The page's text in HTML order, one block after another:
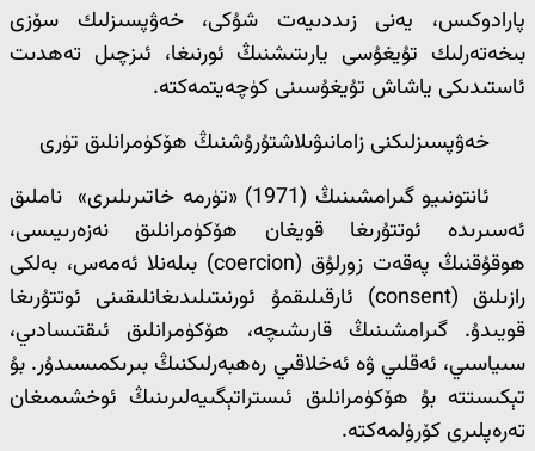
پارادوكىس، يەنى زىددىيەت شۇكى، خەۋپسىزلىك سۆزى
بىخەتەرلىك تۇيغۇسى يارىتىشنىڭ ئورنىغا، ئىزچىل تەھدىت
ئاستىدىكى ياشاش تۇيغۇسىنى كۈچەيتمەكتە.
خەۋپسىزلىكنى زامانىۋىلاشتۇرۇشنىڭ ھۆكۈمرانلىق تۈرى
ئانتونىيو گىرامشىنىڭ (1971) «تۈرمە خاتىرىلىرى» ناملىق
ئەسىرىدە ئوتتۇرىغا قويغان ھۆكۈمرانلىق نەزەرىيىسى،
ھوقۇقنىڭ پەقەت زورلۇق (coercion) بىلەنلا ئەمەس، بەلكى
رازىلىق (consent) ئارقىلىقمۇ ئورنىتىلىدىغانلىقىنى ئوتتۇرىغا
قويىدۇ. گىرامشىنىڭ قارىشىچە، ھۆكۈمرانلىق ئىقتىسادىي،
سىياسىي، ئەقلىي ۋە ئەخلاقىي رەھبەرلىكنىڭ بىرىكمىسىدۇر. بۇ
تېكىستتە بۇ ھۆكۈمرانلىق ئىستراتېگىيەلىرىنىڭ ئوخشىمىغان
تەرەپلىرى كۆرۈلمەكتە.